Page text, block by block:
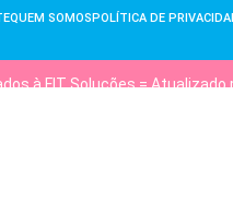
QUEM SOMOSPOLÍTICA DE
à FIT Soluções = Atualizado